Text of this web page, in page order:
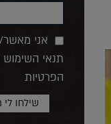
אני
תנאי השימוש
הפרטיות